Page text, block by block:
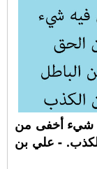
شيء أخفى من
- علي بن